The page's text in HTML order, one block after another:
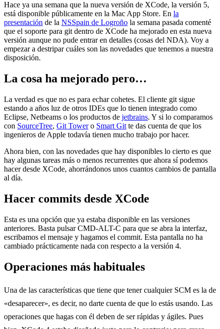
Hace ya una semana que la nueva versión de XCode, la versión 5,
está disponible públicamente en la Mac App Store. En la
presentación de la NSSpain de Logroño la semana pasada comenté
que el soporte para git dentro de XCode ha mejorado en esta nueva
versión aunque no pude entrar en detalles (cosas del NDA). Voy a
empezar a destripar cuáles son las novedades que tenemos a nuestra
disposición.
La cosa ha mejorado pero…
La verdad es que no es para echar cohetes. El cliente git sigue
estando a años luz de otros IDEs que lo tienen integrado como
Eclipse, Netbeams o los productos de jetbrains. Y si lo comparamos
con SourceTree, Git Towero Smart Git te das cuenta de que los
ingenieros de Apple todavía tienen mucho trabajo por hacer.
Ahora bien, con las novedades que hay disponibles lo cierto es que
hay algunas tareas más o menos recurrentes que ahora sí podemos
hacer desde XCode, ahorrándonos unos cuantos cambios de pantalla
al día.
Hacer commits desde XCode
Esta es una opción que ya estaba disponible en las versiones
anteriores. Basta pulsar CMD-ALT-C para que se abra la interfaz,
escribamos el mensaje y hagamos el commit. Esta pantalla no ha
cambiado prácticamente nada con respecto a la versión 4.
Operaciones más habituales
Una de las características que tiene que tener cualquier SCM es la de
«desaparecer», es decir, no darte cuenta de que lo estás usando. Las
operaciones que hagas con él deben de ser rápidas y ágiles. Pues